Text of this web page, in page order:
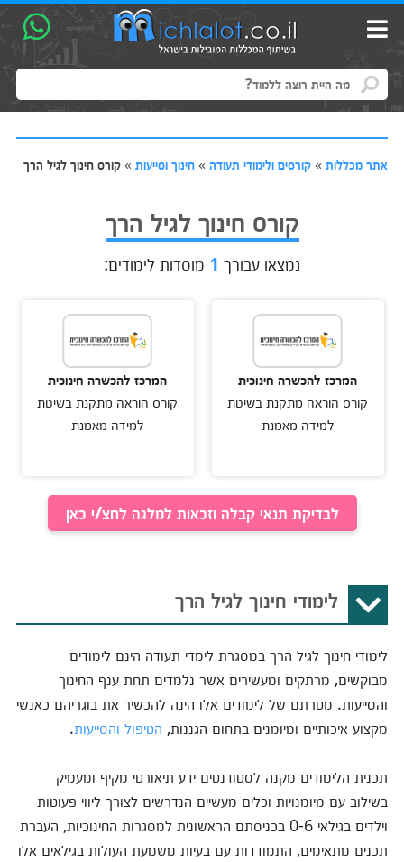
אתר מכללות» קורסים ולימודי תעודה» חינוך וסייעות» קורס חינוך לגיל הרך
קורס חינוך לגיל הרך
נמצאו עבורך 1 מוסדות לימודים:
המרכז להכשרה חינוכית
קורס הוראה מתקנת בשיטת
למידה מאמנת
המרכז להכשרה חינוכית
קורס הוראה מתקנת בשיטת
למידה מאמנת
לבדיקת תנאי קבלה וזכאות למלגה לחצ/י כאן
לימודי חינוך לגיל הרך
לימודי חינוך לגיל הרך במסגרת לימדי תעודה הינם לימודים
מבוקשים, מרתקים ומעשירים אשר נלמדים תחת ענף החינוך
והסייעות. מטרתם של לימודים אלו הינה להכשיר את בוגריהם כאנשי
מקצוע איכותיים ומיומנים בתחום הגננות, הטיפול והסייעות.
תכנית הלימודים מקנה לסטודנטים ידע תיאורטי מקיף ומעמיק
בשילוב עם מיומנויות וכלים מעשיים הנדרשים לצורך ליווי פעוטות
וילדים בגילאי 0-6 בכניסתם הראשונית למסגרות החינוכיות, העברת
תכנים מתאימים, התמודדות עם בעיות משמעת העולות בגילאים אלו